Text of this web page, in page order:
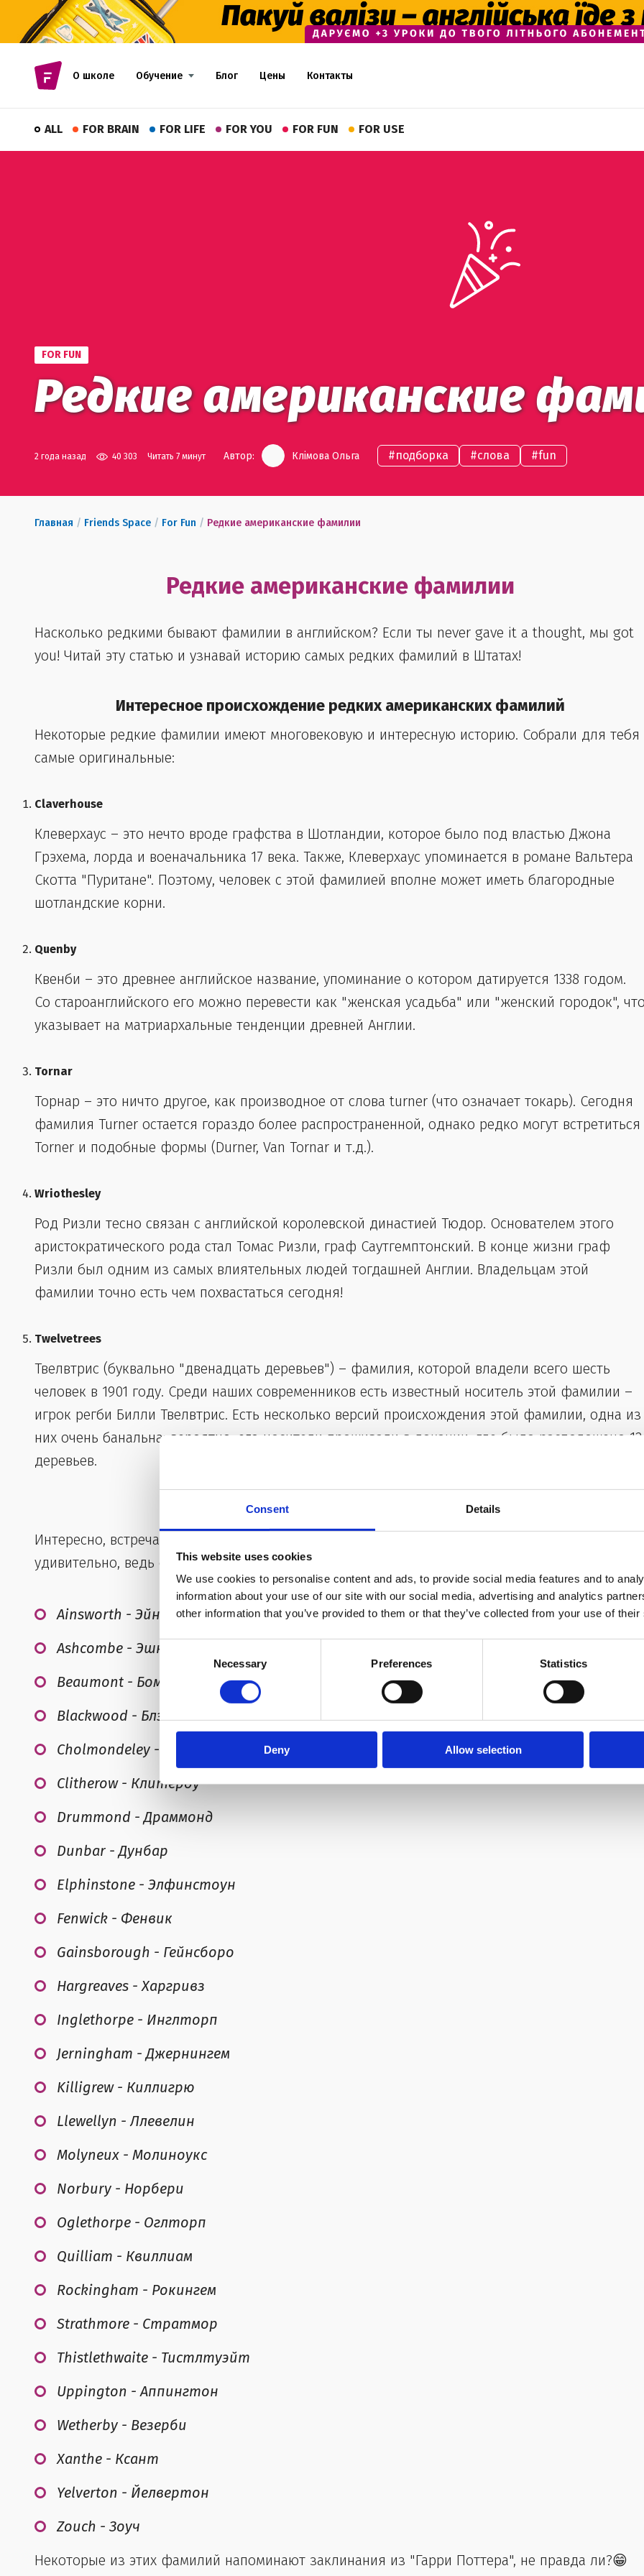
Consent Details
This website uses cookies
We use cookies to personalise content and ads, to provide social media features and to
information about your use of our site with our social media, advertising and analytics
other information that you’ve provided to them or that they’ve collected from your use of
Consent
Necessary Preferences Statistics
Deny Allow selection
О школе Обучение Блог Цены Контакты
ALL FOR BRAIN FOR LIFE FOR YOU FOR FUN FOR USE
FOR FUN
Редкие американские
2 года назад 40 303 Читать 7 минут Автор: Клімова Ольга #подборка #слова #fun
Главная / Friends Space / For Fun / Редкие американские фамилии
Редкие американские фамилии
Насколько редкими бывают фамилии в английском? Если ты never gave it a thought, мы got
you! Читай эту статью и узнавай историю самых редких фамилий в Штатах!
Интересное происхождение редких американских фамилий
Некоторые редкие фамилии имеют многовековую и интересную историю. Собрали для тебя
самые оригинальные:
Claverhouse
Клеверхаус – это нечто вроде графства в Шотландии, которое было под властью Джона
Грэхема, лорда и военачальника 17 века. Также, Клеверхаус упоминается в романе Вальтера
Скотта "Пуритане". Поэтому, человек с этой фамилией вполне может иметь благородные
шотландские корни.
Quenby
Квенби – это древнее английское название, упоминание о котором датируется 1338 годом.
Со староанглийского его можно перевести как "женская усадьба" или "женский городок",
указывает на матриархальные тенденции древней Англии.
Tornar
Торнар – это ничто другое, как производное от слова turner (что означает токарь). Сегодня
фамилия Turner остается гораздо более распространенной, однако редко могут встретиться
Torner и подобные формы (Durner, Van Tornar и т.д.).
Wriothesley
Род Ризли тесно связан с английской королевской династией Тюдор. Основателем этого
аристократического рода стал Томас Ризли, граф Саутгемптонский. В конце жизни граф
Ризли был одним из самых влиятельных людей тогдашней Англии. Владельцам этой
фамилии точно есть чем похвастаться сегодня!
Twelvetrees
Твелвтрис (буквально "двенадцать деревьев") – фамилия, которой владели всего шесть
человек в 1901 году. Среди наших современников есть известный носитель этой фамилии –
игрок регби Билли Твелвтрис. Есть несколько версий происхождения этой фамилии, одна из
них очень банальна: вероятно, его носители проживали в локации, где было расположено 12
деревьев.
Самые редкие фамилии американцев
Интересно, встречалась ли тебе когда-нибудь хоть одна из этих фамилий? Если нет, это и не
удивительно, ведь они очень малоизвестны:
Ainsworth - Эйнсворт
Ashcombe - Эшкомб
Beaumont - Бомон
Blackwood - Блэквуд
Cholmondeley - Чолмондли
Clitherow - Клитероу
Drummond - Драммонд
Dunbar - Дунбар
Elphinstone - Элфинстоун
Fenwick - Фенвик
Gainsborough - Гейнсборо
Hargreaves - Харгривз
Inglethorpe - Инглторп
Jerningham - Джернингем
Killigrew - Киллигрю
Llewellyn - Ллевелин
Molyneux - Молиноукс
Norbury - Норбери
Oglethorpe - Оглторп
Quilliam - Квиллиам
Rockingham - Рокингем
Strathmore - Стратмор
Thistlethwaite - Тистлтуэйт
Uppington - Аппингтон
Wetherby - Везерби
Xanthe - Ксант
Yelverton - Йелвертон
Zouch - Зоуч
Некоторые из этих фамилий напоминают заклинания из "Гарри Поттера", не правда ли?😁